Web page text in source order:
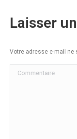
Laisser
Votre adresse e-mail ne
Commentaire